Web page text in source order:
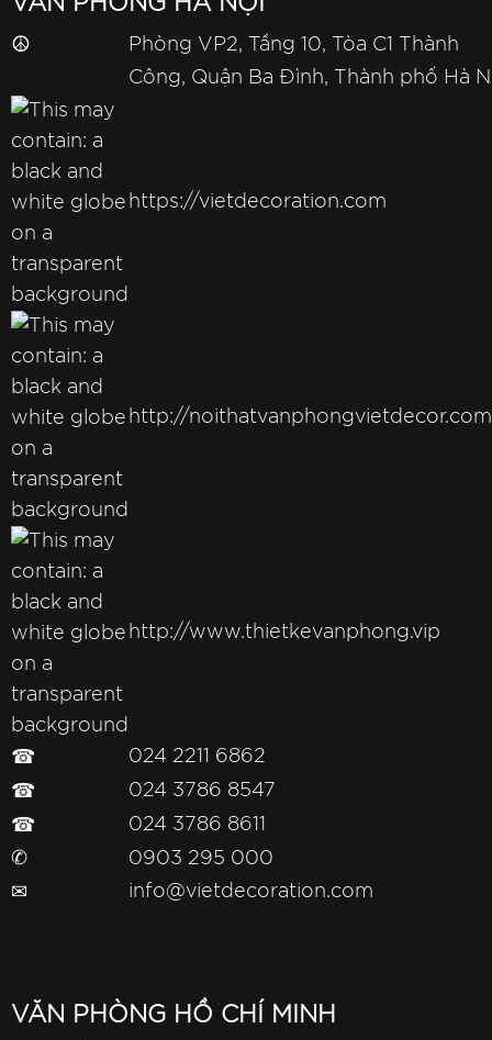
☮
Phòng VP2, Tầng 10, Tòa C1 Thành
Công, Quận Ba Đình, Thành phố Hà
https://vietdecoration.com
http://
http://www.thietkevanphong.vip
☎ 024 2211 6862
☎ 024 3786 8547
☎
024 3786 8611
✆
0903 295 000
✉ info@vietdecoration.com
VĂN PHÒNG HỒ CHÍ MINH